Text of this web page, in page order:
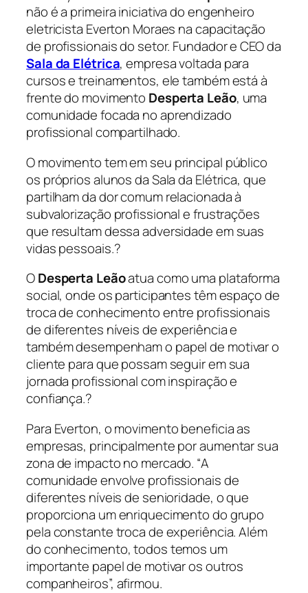
não é a primeira iniciativa do engenheiro
eletricista Everton Moraes na capacitação
de profissionais do setor. Fundador e CEO da
Sala da Elétrica, empresa voltada para
cursos e treinamentos, ele também está à
frente do movimento Desperta Leão, uma
comunidade focada no aprendizado
profissional compartilhado.
O movimento tem em seu principal público
os próprios alunos da Sala da Elétrica, que
partilham da dor comum relacionada à
subvalorização profissional e frustrações
que resultam dessa adversidade em suas
vidas pessoais.?
ODesperta Leãoatua como uma plataforma
social, onde os participantes têm espaço de
troca de conhecimento entre profissionais
de diferentes níveis de experiência e
também desempenham o papel de motivar o
cliente para que possam seguir em sua
jornada profissional com inspiração e
confiança.?
Para Everton, o movimento beneficia as
empresas, principalmente por aumentar sua
zona de impacto no mercado. “A
comunidade envolve profissionais de
diferentes níveis de senioridade, o que
proporciona um enriquecimento do grupo
pela constante troca de experiência. Além
do conhecimento, todos temos um
importante papel de motivar os outros
companheiros”, afirmou.